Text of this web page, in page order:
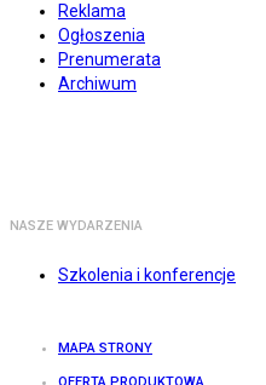
Reklama
Ogłoszenia
Prenumerata
Archiwum
NASZE WYDARZENIA
Szkolenia i konferencje
MAPA STRONY